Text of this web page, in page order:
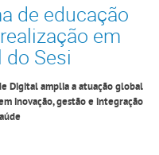
de educação
em
Sesi
Digital amplia a atuação global
inovação, gestão e integração